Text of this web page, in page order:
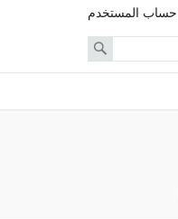
حساب المستخدم
Search